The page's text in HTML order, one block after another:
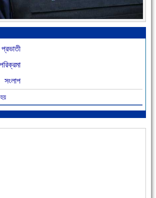
জনবলে প্রশংসনীয় কাজ করছে
আহমেদ হোসাইন রুশদীর ৪৬তম মৃত্যুবার্ষিকী
প্রভাতী
পরিক্রমা
সংলাপ